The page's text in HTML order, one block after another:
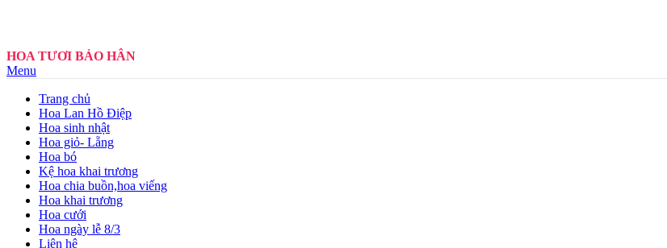
HOA TƯƠI BẢO HÂN
Menu
Trang chủ
Hoa Lan Hồ Điệp
Hoa sinh nhật
Hoa giỏ- Lẵng
Hoa bó
Kệ hoa khai trương
Hoa chia buồn,hoa viếng
Hoa khai trương
Hoa cưới
Hoa ngày lễ 8/3
Liên hệ